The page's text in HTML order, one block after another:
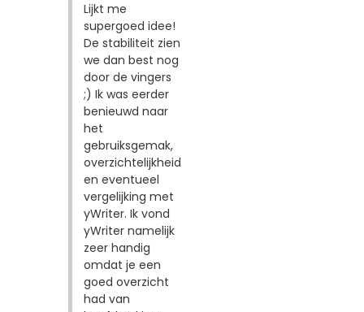
Lijkt me
supergoed idee!
De stabiliteit zien
we dan best nog
door de vingers
;) Ik was eerder
benieuwd naar
het
gebruiksgemak,
overzichtelijkheid
en eventueel
vergelijking met
yWriter. Ik vond
yWriter namelijk
zeer handig
omdat je een
goed overzicht
had van